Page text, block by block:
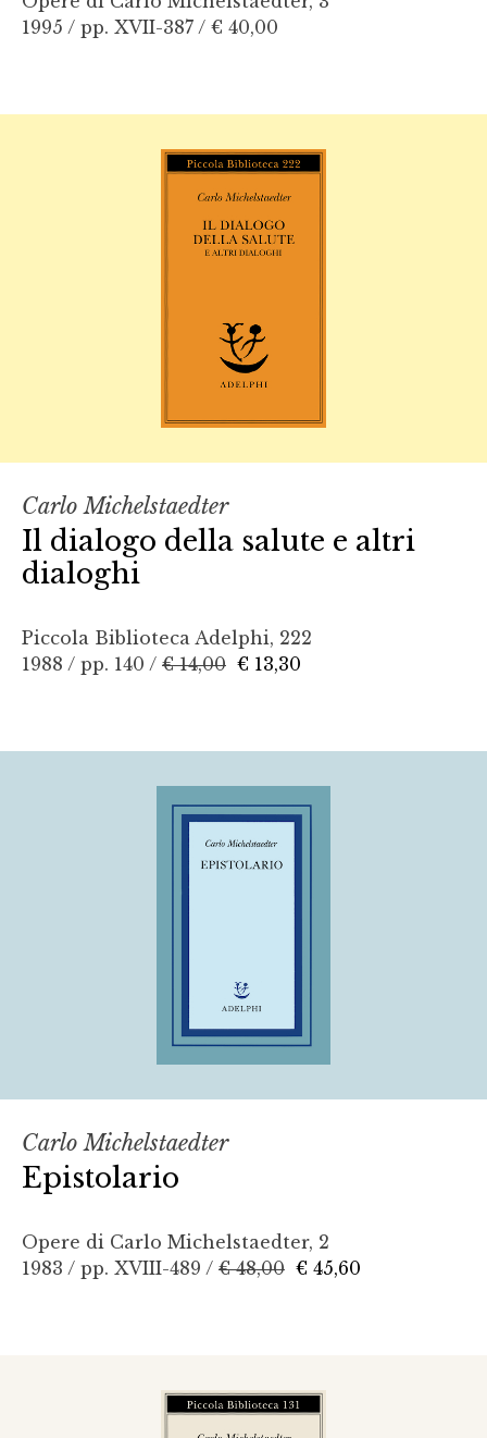
1995 / pp. XVII-387 / € 40,00
Carlo Michelstaedter
Il dialogo della salute e altri
dialoghi
Piccola Biblioteca Adelphi, 222
1988 / pp. 140 / € 14,00 € 13,30
Carlo Michelstaedter
Epistolario
Opere di Carlo Michelstaedter, 2
1983 / pp. XVIII-489 / € 48,00 € 45,60